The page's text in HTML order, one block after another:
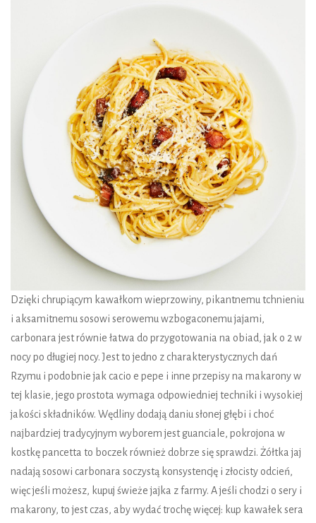
Dzięki chrupiącym kawałkom wieprzowiny, pikantnemu tchnieniu
i aksamitnemu sosowi serowemu wzbogaconemu jajami,
carbonara jest równie łatwa do przygotowania na obiad, jak o 2 w
nocy po długiej nocy. Jest to jedno z charakterystycznych dań
Rzymu i podobnie jak cacio e pepe i inne przepisy na makarony w
tej klasie, jego prostota wymaga odpowiedniej techniki i wysokiej
jakości składników. Wędliny dodają daniu słonej głębi i choć
najbardziej tradycyjnym wyborem jest guanciale, pokrojona w
kostkę pancetta to boczek również dobrze się sprawdzi. Żółtka jaj
nadają sosowi carbonara soczystą konsystencję i złocisty odcień,
więc jeśli możesz, kupuj świeże jajka z farmy. A jeśli chodzi o sery i
makarony, to jest czas, aby wydać trochę więcej: kup kawałek sera